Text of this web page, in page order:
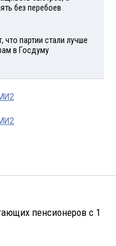
без перебоев
что партии стали лучше
в Госдуму
пенсионеров с 1